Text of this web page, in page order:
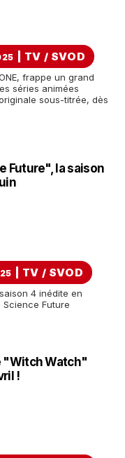
TV / SVOD
frappe un grand
séries animées
sous-titrée, dès
Future", la saison
TV / SVOD
4 inédite en
Science Future
"Witch Watch"
!